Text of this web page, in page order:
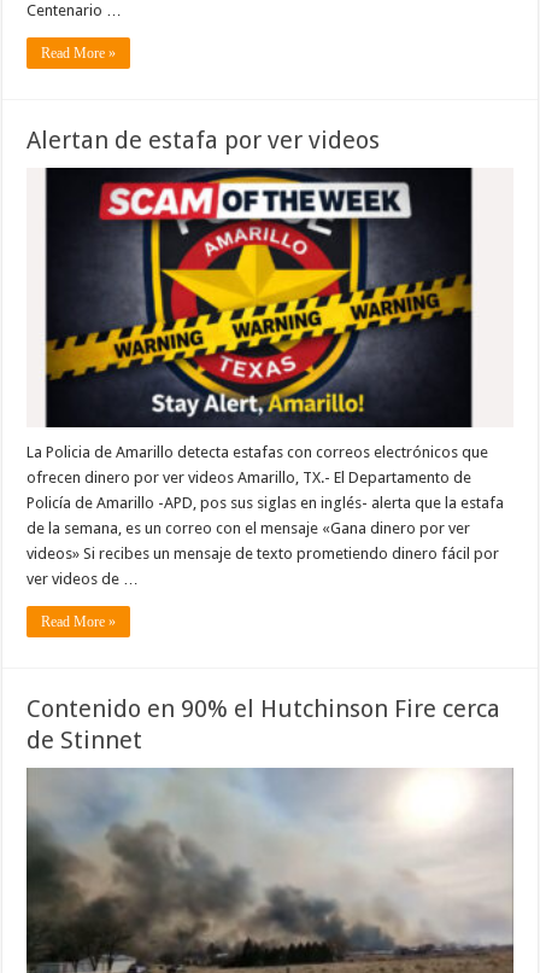
Centenario …
Read More »
Alertan de estafa por ver videos
La Policia de Amarillo detecta estafas con correos electrónicos que
ofrecen dinero por ver videos Amarillo, TX.- El Departamento de
Policía de Amarillo -APD, pos sus siglas en inglés- alerta que la estafa
de la semana, es un correo con el mensaje «Gana dinero por ver
videos» Si recibes un mensaje de texto prometiendo dinero fácil por
ver videos de …
Read More »
Contenido en 90% el Hutchinson Fire cerca
de Stinnet